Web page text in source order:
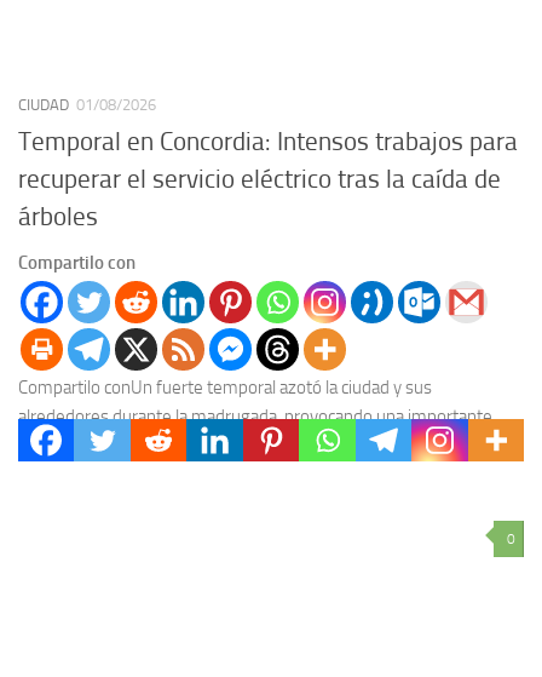
CIUDAD 01/08/2026
Temporal en Concordia: Intensos trabajos para
recuperar el servicio eléctrico tras la caída de
árboles
Compartilo con
Compartilo conUn fuerte temporal azotó la ciudad y sus
alrededores durante la madrugada, provocando una importante
caída de árboles y ramas que afectó gravemente el...
0